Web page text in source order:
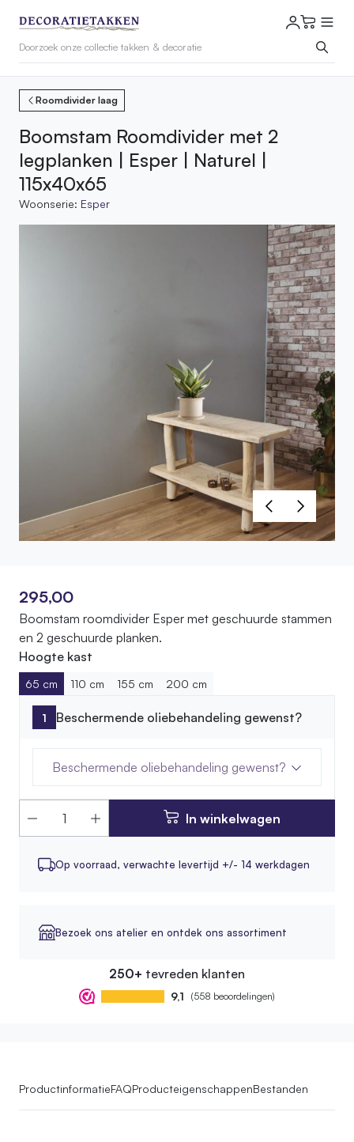
Roomdivider laag
Boomstam Roomdivider met 2
legplanken | Esper | Naturel |
115x40x65
Woonserie: Esper
295,00
Boomstam roomdivider Esper met geschuurde stammen
en 2 geschuurde planken.
Hoogte kast
65 cm 110 cm 155 cm 200 cm
Beschermende oliebehandeling gewenst?
Beschermende oliebehandeling gewenst?
In winkelwagen
Op voorraad, verwachte levertijd +/- 14 werkdagen
Bezoek ons atelier en ontdek ons assortiment
250+ tevreden klanten
9,1 (558 beoordelingen)
ProductinformatieFAQProducteigenschappenBestanden